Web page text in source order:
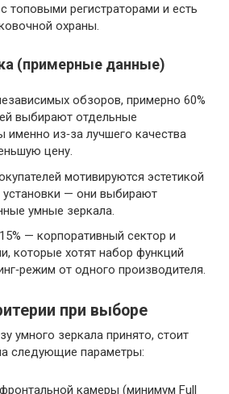
топовыми регистраторами и есть
охраны.
(примерные данные)
обзоров, примерно 60%
выбирают отдельные
именно из‑за лучшего качества
цену.
мотивируются эстетикой
— они выбирают
умные зеркала.
— корпоративный сектор и
которые хотят набор функций
от одного производителя.
при выборе
умного зеркала принято, стоит
следующие параметры:
камеры (минимум Full